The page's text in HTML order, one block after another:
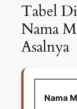
Tabel
Nama
Asalnya
Nama